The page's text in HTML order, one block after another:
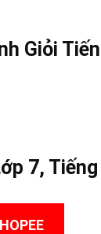
Giỏi
7,